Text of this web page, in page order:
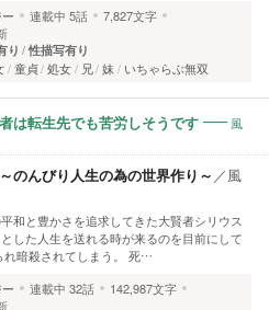
連載中 5話
7,827文字
り 性描写有り
童貞 処女 兄 妹 いちゃらぶ無双
は転生先でも苦労しそうです
風
のんびり人生の為の世界作り～ ／風
和と豊かさを追求してきた大賢者シリウス
した人生を送れる時が来るのを目前にして
れ暗殺されてしまう。 死…
連載中 32話
142,987文字